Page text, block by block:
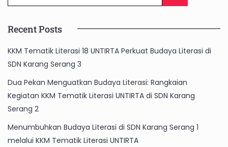
Recent Posts
KKM Tematik Literasi 18 UNTIRTA Perkuat Budaya Literasi di
SDN Karang Serang 3
Dua Pekan Menguatkan Budaya Literasi: Rangkaian
Kegiatan KKM Tematik Literasi UNTIRTA di SDN Karang
Serang 2
Menumbuhkan Budaya Literasi di SDN Karang Serang 1
melalui KKM Tematik Literasi UNTIRTA